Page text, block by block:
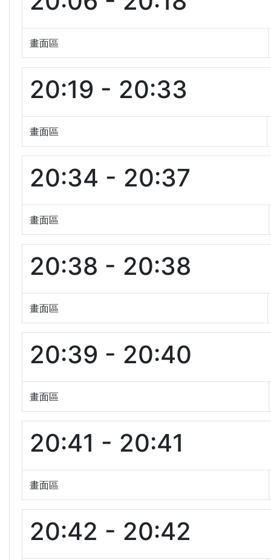
畫面區
20:19 - 20:33
畫面區
20:34 - 20:37
畫面區
20:38 - 20:38
畫面區
20:39 - 20:40
畫面區
20:41 - 20:41
畫面區
20:42 - 20:42